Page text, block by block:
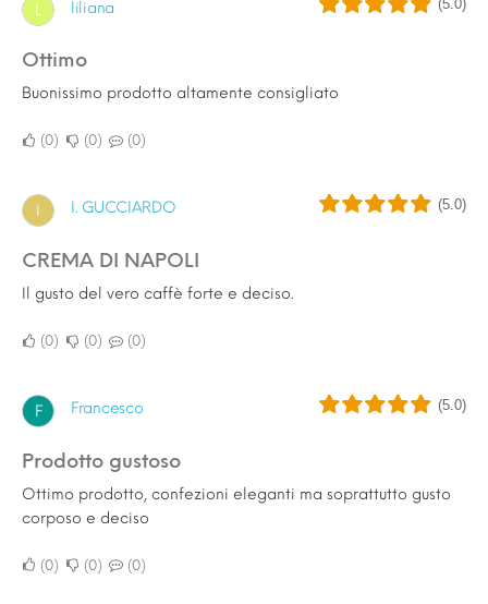
L liliana (5.0)
ottimo
Buonissimo prodotto altamente consigliato
0 0 0
I I. GUCCIARDO (5.0)
CREMA DI NAPOLI
Il gusto del vero caffè forte e deciso.
0 0 0
F Francesco (5.0)
Prodotto gustoso
Ottimo prodotto, confezioni eleganti ma soprattutto gusto
corposo e deciso
0 0 0